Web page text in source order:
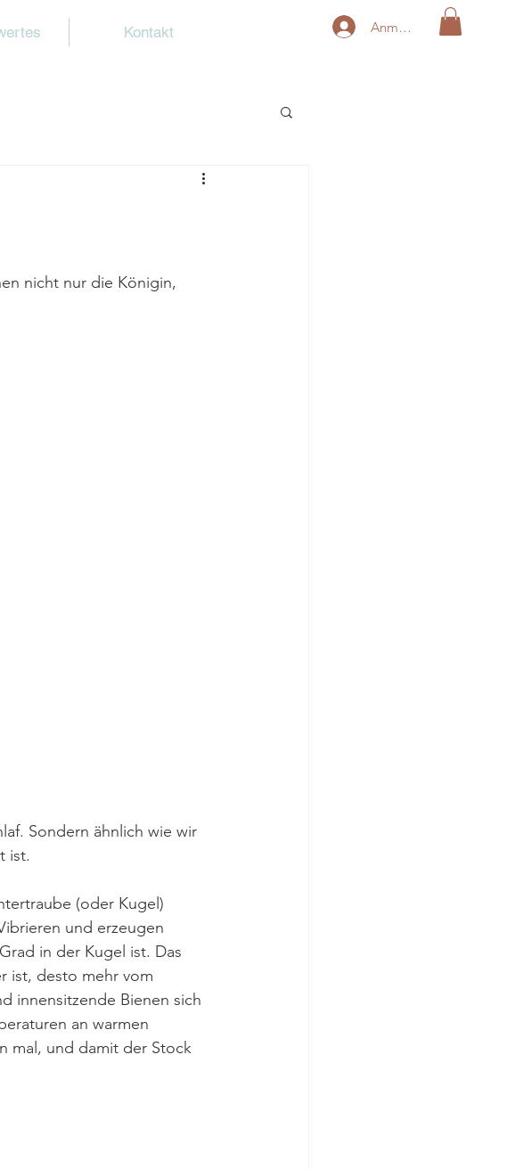
Kontakt Anmelden
nicht nur die Königin,
Sondern ähnlich wie wir
ist.
(oder Kugel)
und erzeugen
in der Kugel ist. Das
ist, desto mehr vom
innensitzende Bienen sich
an warmen
mal, und damit der Stock